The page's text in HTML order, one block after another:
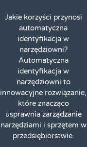
Jakie korzyści przynosi
automatyczna
identyfikacja w
narzędziowni?
Automatyczna
identyfikacja w
narzędziowni to
innowacyjne rozwiązanie,
które znacząco
usprawnia zarządzanie
narzędziami i sprzętem w
przedsiębiorstwie.